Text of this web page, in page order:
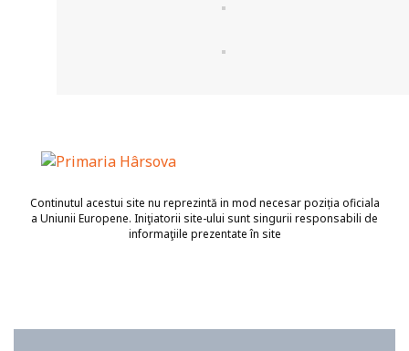
Continutul acestui site nu reprezintă in mod necesar poziția oficiala
a Uniunii Europene. Iniţiatorii site-ului sunt singurii responsabili de
informaţiile prezentate în site